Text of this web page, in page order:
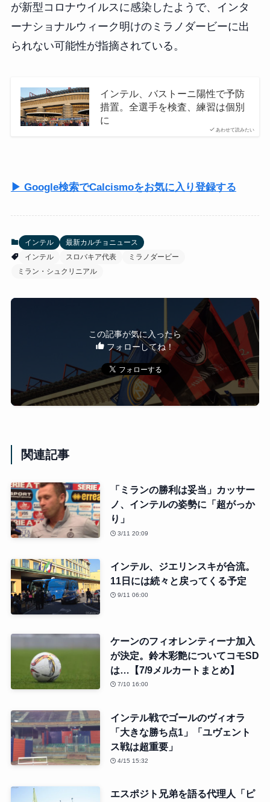
が新型コロナウイルスに感染したようで、インタ
ーナショナルウィーク明けのミラノダービーに出
られない可能性が指摘されている。
あわせて読みたい
インテル、バストーニ陽性で予防
措置。全選手を検査、練習は個別
に
▶ Google検索でCalcismoをお気に入り登録する
インテル
最新カルチョニュース
インテル
スロバキア代表
ミラノダービー
ミラン・シュクリニアル
この記事が気に入ったら
フォローしてね！
関連記事
「ミランの勝利は妥当」カッサー
ノ、インテルの姿勢に「超がっか
り」
3/11 20:09
インテル、ジエリンスキが合流。
11日には続々と戻ってくる予定
9/11 06:00
ケーンのフィオレンティーナ加入
が決定。鈴木彩艶についてコモSD
は…【7/9メルカートまとめ】
7/10 16:00
インテル戦でゴールのヴィオラ
「大きな勝ち点1」「ユヴェント
ス戦は超重要」
4/15 15:32
エスポジト兄弟を語る代理人「ピ